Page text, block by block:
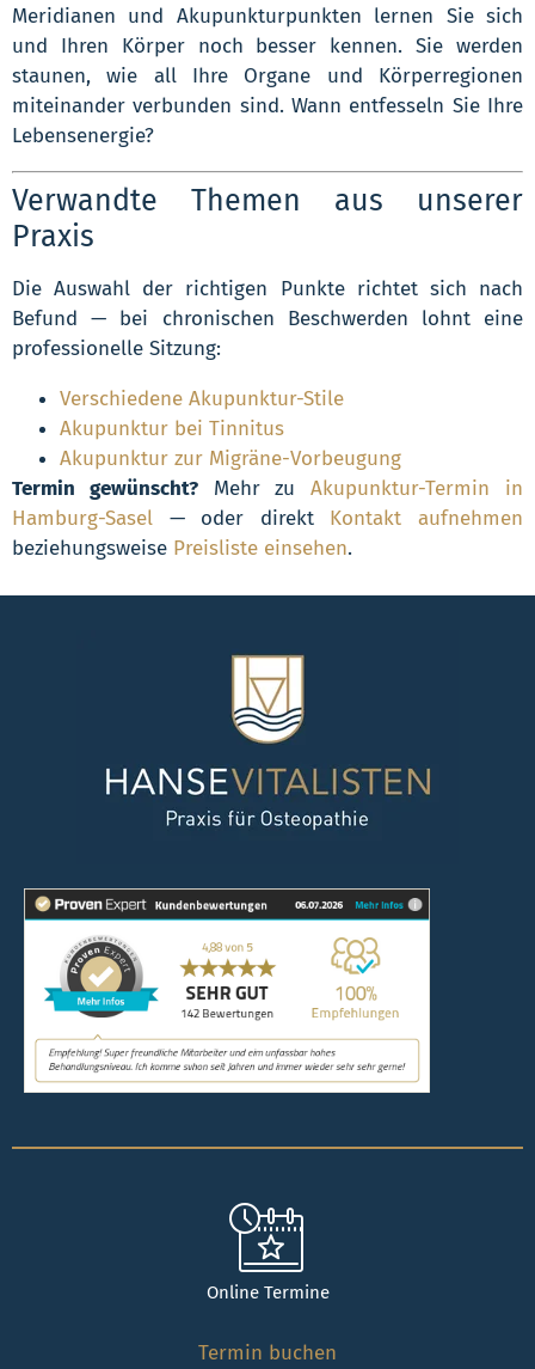
Meridianen und Akupunkturpunkten lernen Sie sich
und Ihren Körper noch besser kennen. Sie werden
staunen, wie all Ihre Organe und Körperregionen
miteinander verbunden sind. Wann entfesseln Sie Ihre
Lebensenergie?
Verwandte Themen aus unserer
Praxis
Die Auswahl der richtigen Punkte richtet sich nach
Befund — bei chronischen Beschwerden lohnt eine
professionelle Sitzung:
Verschiedene Akupunktur-Stile
Akupunktur bei Tinnitus
Akupunktur zur Migräne-Vorbeugung
Termin gewünscht?Mehr zuAkupunktur-Termin in
Hamburg-Sasel — oder direkt Kontakt aufnehmen
beziehungsweise Preisliste einsehen.
Online Termine
Termin buchen